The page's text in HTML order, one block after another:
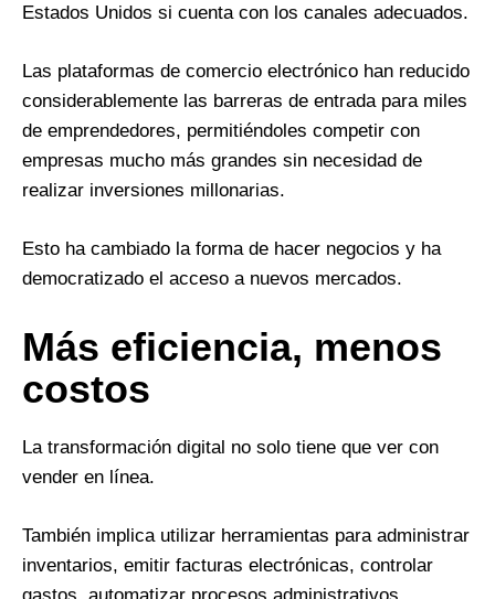
Estados Unidos si cuenta con los canales adecuados.
Las plataformas de comercio electrónico han reducido
considerablemente las barreras de entrada para miles
de emprendedores, permitiéndoles competir con
empresas mucho más grandes sin necesidad de
realizar inversiones millonarias.
Esto ha cambiado la forma de hacer negocios y ha
democratizado el acceso a nuevos mercados.
Más eficiencia, menos
costos
La transformación digital no solo tiene que ver con
vender en línea.
También implica utilizar herramientas para administrar
inventarios, emitir facturas electrónicas, controlar